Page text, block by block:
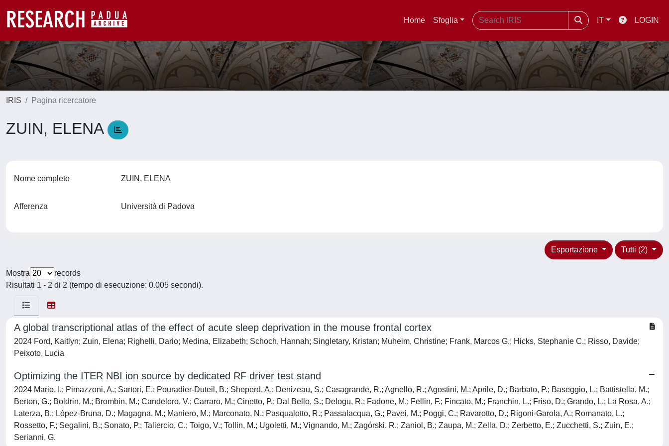
Home Sfoglia IT LOGIN
IRIS Pagina ricercatore
ZUIN, ELENA
Nome completo ZUIN, ELENA
Afferenza Università di Padova
Tutti (2)
Esportazione
Mostra
records
Risultati 1 - 2 di 2 (tempo di esecuzione: 0.005 secondi).
A global transcriptional atlas of the effect of acute sleep deprivation in the mouse frontal cortex
2024 Ford, Kaitlyn; Zuin, Elena; Righelli, Dario; Medina, Elizabeth; Schoch, Hannah; Singletary, Kristan; Muheim, Christine; Frank, Marcos G.; Hicks, Stephanie C.; Risso, Davide;
Peixoto, Lucia
Optimizing the ITER NBI ion source by dedicated RF driver test stand
2024 Mario, I.; Pimazzoni, A.; Sartori, E.; Pouradier-Duteil, B.; Sheperd, A.; Denizeau, S.; Casagrande, R.; Agnello, R.; Agostini, M.; Aprile, D.; Barbato, P.; Baseggio, L.; Battistella, M.;
Berton, G.; Boldrin, M.; Brombin, M.; Candeloro, V.; Carraro, M.; Cinetto, P.; Dal Bello, S.; Delogu, R.; Fadone, M.; Fellin, F.; Fincato, M.; Franchin, L.; Friso, D.; Grando, L.; La Rosa, A.;
Laterza, B.; López-Bruna, D.; Magagna, M.; Maniero, M.; Marconato, N.; Pasqualotto, R.; Passalacqua, G.; Pavei, M.; Poggi, C.; Ravarotto, D.; Rigoni-Garola, A.; Romanato, L.;
Rossetto, F.; Segalini, B.; Sonato, P.; Taliercio, C.; Toigo, V.; Tollin, M.; Ugoletti, M.; Vignando, M.; Zagórski, R.; Zaniol, B.; Zaupa, M.; Zella, D.; Zerbetto, E.; Zucchetti, S.; Zuin, E.;
Serianni, G.